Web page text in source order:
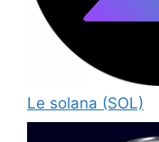
Le solana (SOL)